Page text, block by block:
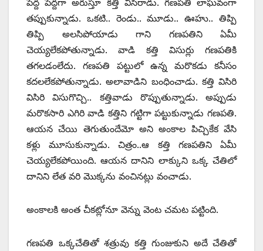
పెద్ద పెద్దగా అరుస్తూ కత్తి విసిరాడు. గణపతి లాఘవంగా
తప్పుకున్నాడు. ఒకటి.. రెండు.. మూడు.. ఊహు.. తిప్పి
తిప్పి అలసిపోయాడు గాని గణపతిని ఏమీ
చెయ్యలేకపోతున్నాడు. వాడి కత్తి విసుర్లు గణపతికి
తగలడంలేదు. గణపతి పట్టులో ఉన్న మరొకడు కనీసం
కదలలేకపోతున్నాడు. అలావాడిని బంధించాడు. కత్తి విసిరి
విసిరి విసుగొచ్చి.. కత్తివాడు రొప్పుతున్నాడు. అప్పుడు
మరొకసారి ఎగిరి వాడి కత్తిని గట్టిగా పట్టుకున్నాడు గణపతి.
ఆయన చేయి తెగుతుందేమో అని అంకాల పిచ్చికేక వేసి
కళ్లు మూసుకున్నాడు. చిత్రం..ఆ కత్తి గణపతిని ఏమీ
చెయ్యలేకపోయింది. ఆయన దానిని లాక్కుని ఒక్క చేతిలో
దానిని లేత వరి మొక్కను వంచినట్లు వంచాడు.
అంకాలకి అంత చీకట్లోనూ వెన్ను వెంట చమట పట్టింది.
గణపతి ఒక్కచేతితో శత్రువు కత్తి గుంజుకుని అదే చేతితో